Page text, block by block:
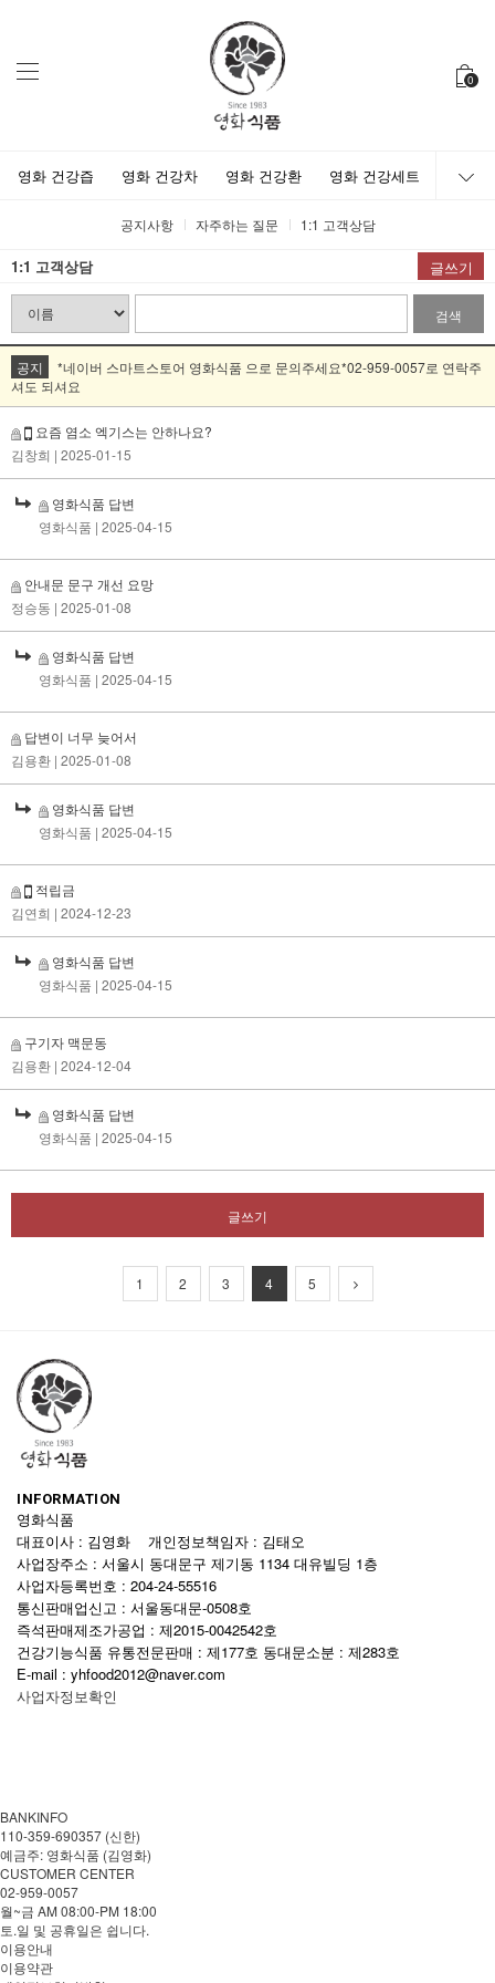
0
영화 건강즙 영화 건강차 영화 건강환 영화 건강세트
공지사항 자주하는 질문 1:1 고객상담
1:1 고객상담 글쓰기
검색
공지
*네이버 스마트스토어 영화식품 으로 문의주세요*02-959-0057로 연락주
셔도 되셔요
요즘 염소 엑기스는 안하나요?
김창희 | 2025-01-15
영화식품 답변
영화식품 | 2025-04-15
안내문 문구 개선 요망
정승동 | 2025-01-08
영화식품 답변
영화식품 | 2025-04-15
답변이 너무 늦어서
김용환 | 2025-01-08
영화식품 답변
영화식품 | 2025-04-15
적립금
김연희 | 2024-12-23
영화식품 답변
영화식품 | 2025-04-15
구기자 맥문동
김용환 | 2024-12-04
영화식품 답변
영화식품 | 2025-04-15
글쓰기
1 2 3 4 5
INFORMATION
영화식품
대표이사 : 김영화 개인정보책임자 : 김태오
사업장주소 : 서울시 동대문구 제기동 1134 대유빌딩 1층
사업자등록번호 : 204-24-55516
통신판매업신고 : 서울동대문-0508호
즉석판매제조가공업 : 제2015-0042542호
건강기능식품 유통전문판매 : 제177호 동대문소분 : 제283호
E-mail : yhfood2012@naver.com
사업자정보확인
BANKINFO
110-359-690357 (신한)
예금주: 영화식품 (김영화)
CUSTOMER CENTER
02-959-0057
월~금 AM 08:00-PM 18:00
토.일 및 공휴일은 쉽니다.
이용안내
이용약관